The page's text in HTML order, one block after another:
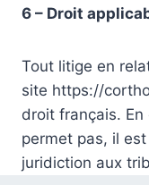
6 – Droit
Tout litige en
site https://
droit français.
permet pas, il
juridiction aux